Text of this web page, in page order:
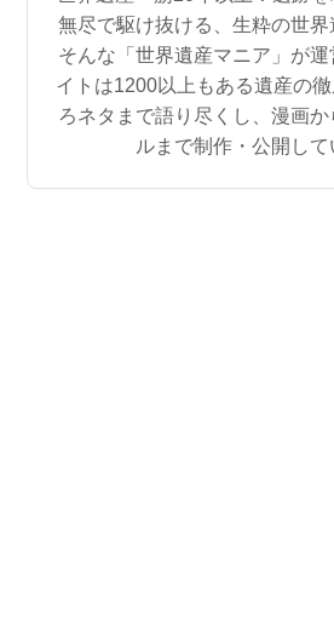
無尽で駆け抜ける、生粋の世界
そんな「世界遺産マニア」が
イトは1200以上もある遺産の徹
ろネタまで語り尽くし、漫画
ルまで制作・公開して